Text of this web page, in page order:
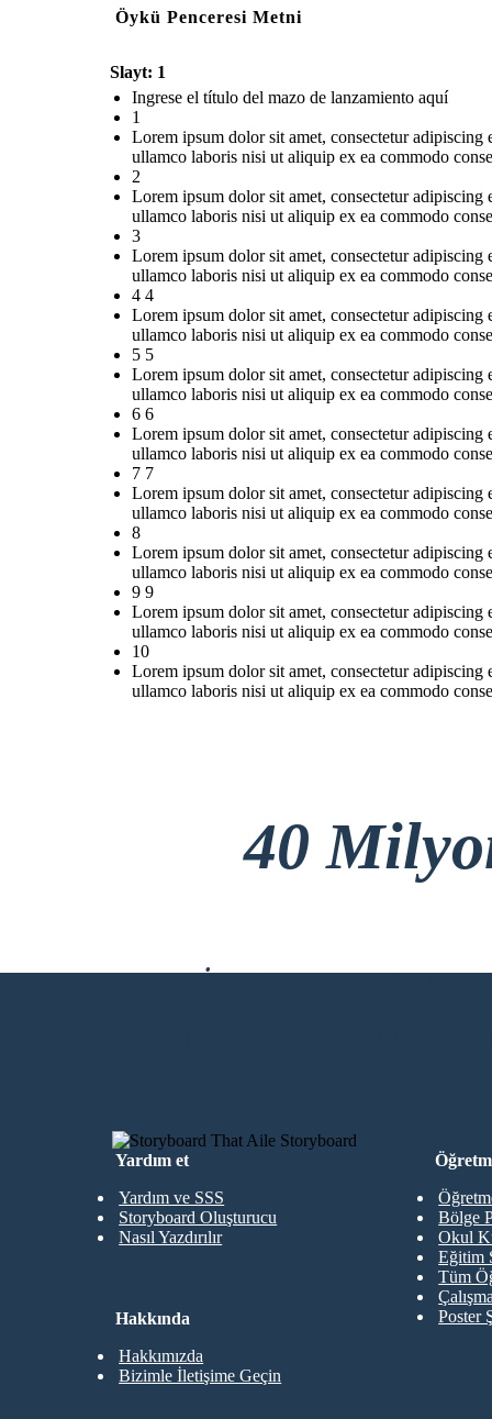
Öykü Penceresi Metni
Slayt: 1
Ingrese el título del mazo de lanzamiento aquí
1
Lorem ipsum dolor sit amet, consectetur
ullamco laboris nisi ut aliquip ex ea commodo
2
Lorem ipsum dolor sit amet, consectetur
ullamco laboris nisi ut aliquip ex ea commodo
3
Lorem ipsum dolor sit amet, consectetur
ullamco laboris nisi ut aliquip ex ea commodo
4 4
Lorem ipsum dolor sit amet, consectetur
ullamco laboris nisi ut aliquip ex ea commodo
5 5
Lorem ipsum dolor sit amet, consectetur
ullamco laboris nisi ut aliquip ex ea commodo
6 6
Lorem ipsum dolor sit amet, consectetur
ullamco laboris nisi ut aliquip ex ea commodo
7 7
Lorem ipsum dolor sit amet, consectetur
ullamco laboris nisi ut aliquip ex ea commodo
8
Lorem ipsum dolor sit amet, consectetur
ullamco laboris nisi ut aliquip ex ea commodo
9 9
Lorem ipsum dolor sit amet, consectetur
ullamco laboris nisi ut aliquip ex ea commodo
10
Lorem ipsum dolor sit amet, consectetur
ullamco laboris nisi ut aliquip ex ea commodo
40
İndirme Yok,
Yardım et
Yardım ve SSS
Storyboard Oluşturucu
Nasıl Yazdırılır
Bölge
Okul
Eğitim
Tüm
Poster
Hakkında
Hakkımızda
Bizimle İletişime Geçin